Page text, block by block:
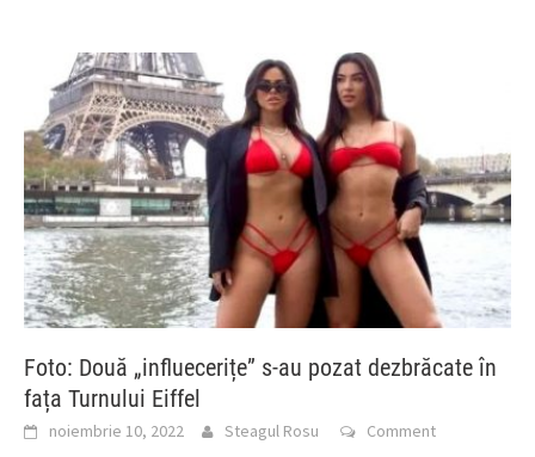
Foto: Două „influecerițe” s-au pozat dezbrăcate în
fața Turnului Eiffel
noiembrie 10, 2022 Steagul Rosu Comment